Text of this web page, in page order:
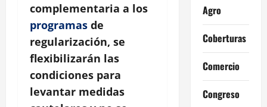
complementaria a los
programas de
regularización, se
flexibilizarán las
condiciones para
levantar medidas
Agro
Coberturas
Comercio
Congreso